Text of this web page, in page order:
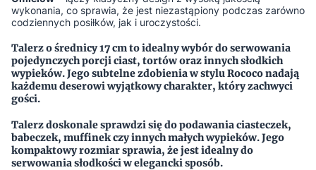
wykonania, co sprawia, że jest niezastąpiony podczas zarówno
codziennych posiłków, jak i uroczystości.
Talerz o średnicy 17 cm to idealny wybór do serwowania
pojedynczych porcji ciast, tortów oraz innych słodkich
wypieków. Jego subtelne zdobienia w stylu Rococo nadają
każdemu deserowi wyjątkowy charakter, który zachwyci
gości.
Talerz doskonale sprawdzi się do podawania ciasteczek,
babeczek, muffinek czy innych małych wypieków. Jego
kompaktowy rozmiar sprawia, że jest idealny do
serwowania słodkości w elegancki sposób.